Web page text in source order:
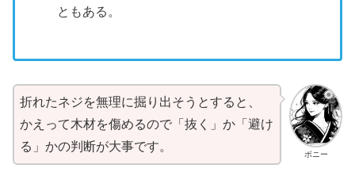
ともある。
ボニー
折れたネジを無理に掘り出そうとすると、
かえって木材を傷めるので「抜く」か「避け
る」かの判断が大事です。